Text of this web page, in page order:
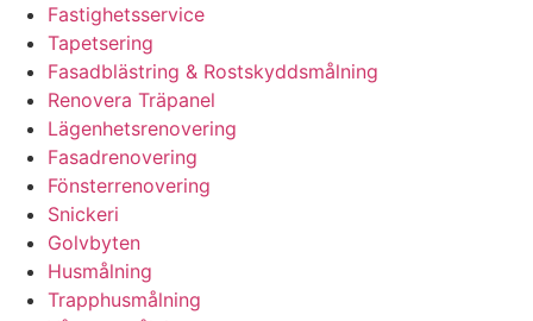
Fastighetsservice
Tapetsering
Fasadblästring & Rostskyddsmålning
Renovera Träpanel
Lägenhetsrenovering
Fasadrenovering
Fönsterrenovering
Snickeri
Golvbyten
Husmålning
Trapphusmålning